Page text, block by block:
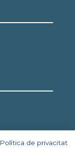
Política de privacitat